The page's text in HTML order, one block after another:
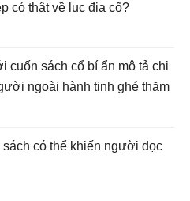
có thật về lục địa cổ?
cuốn sách cổ bí ẩn mô tả chi
ngoài hành tinh ghé thăm
sách có thể khiến người đọc